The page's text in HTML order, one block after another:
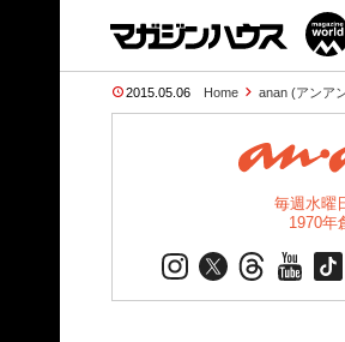
2015.05.06 Home anan (アンア
毎週水曜
1970年